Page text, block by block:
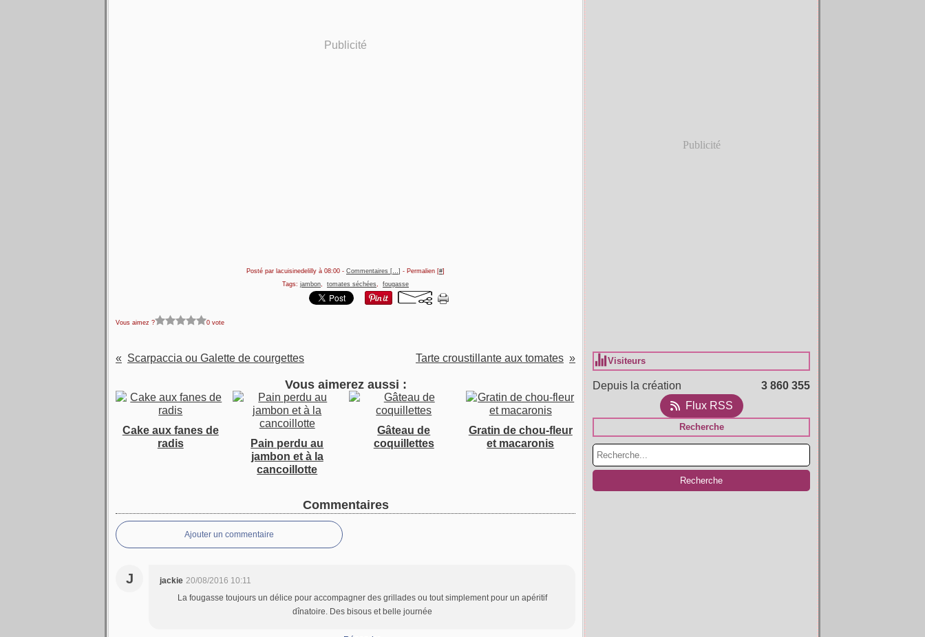
Publicité
Posté par lacuisinedelilly à 08:00 - Commentaires […] - Permalien [#]
Tags: jambon, tomates séchées, fougasse
Vous aimez ? 0 vote
Scarpaccia ou Galette de courgettes Tarte croustillante aux tomates
Vous aimerez aussi :
Cake aux fanes de
radis
Pain perdu au
jambon et à la
cancoillotte
Gâteau de
coquillettes
Gratin de chou-fleur
et macaronis
Commentaires
Ajouter un commentaire
J jackie 20/08/2016 10:11
La fougasse toujours un délice pour accompagner des grillades ou tout simplement pour un apéritif
dînatoire. Des bisous et belle journée
Publicité
Visiteurs
Depuis la création
3 860 355
Flux RSS
Recherche